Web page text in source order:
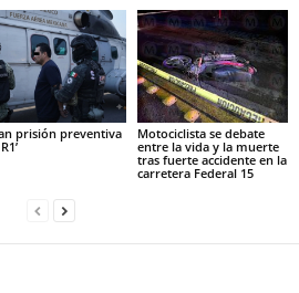
prisión preventiva
Motociclista se debate
entre la vida y la muerte
tras fuerte accidente en la
carretera Federal 15